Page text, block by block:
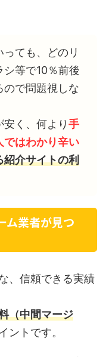
ても、どのリ
シ等で10％前後
ので問題視しな
く、何より手
ではわかり辛い
紹介サイトの利
ム業者が見つ
、信頼できる実績
（中間マージ
ントです。